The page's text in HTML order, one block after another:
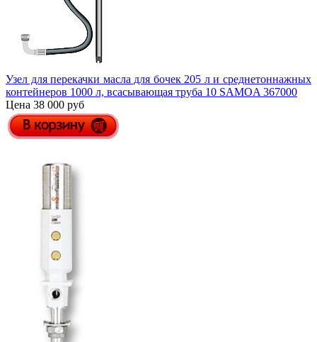
Узел для перекачки масла для бочек 205 л и среднетоннажных
контейнеров 1000 л, всасывающая труба 10 SAMOA 367000
Цена 38 000 руб